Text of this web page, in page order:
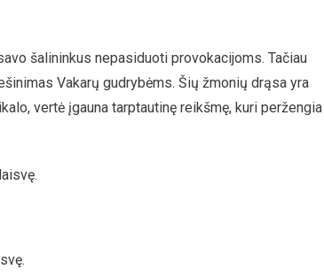
šalininkus nepasiduoti provokacijoms. Tačiau
Vakarų gudrybėms. Šių žmonių drąsa yra
vertė įgauna tarptautinę reikšmę, kuri peržengia